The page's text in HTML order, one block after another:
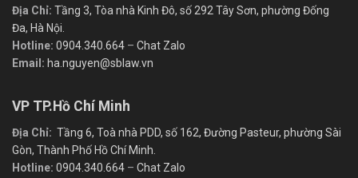
Địa Chỉ: Tầng 3, Tòa nhà Kinh Đô, số 292 Tây Sơn, phường Đống
Đa, Hà Nội.
Hotline: 0904.340.664 – Chat Zalo
Email: ha.nguyen@sblaw.vn
VP TP.Hồ Chí Minh
Địa Chỉ: Tầng 6, Toà nhà PDD, số 162, Đường Pasteur, phường Sài
Gòn, Thành Phố Hồ Chí Minh.
Hotline: 0904.340.664 – Chat Zalo